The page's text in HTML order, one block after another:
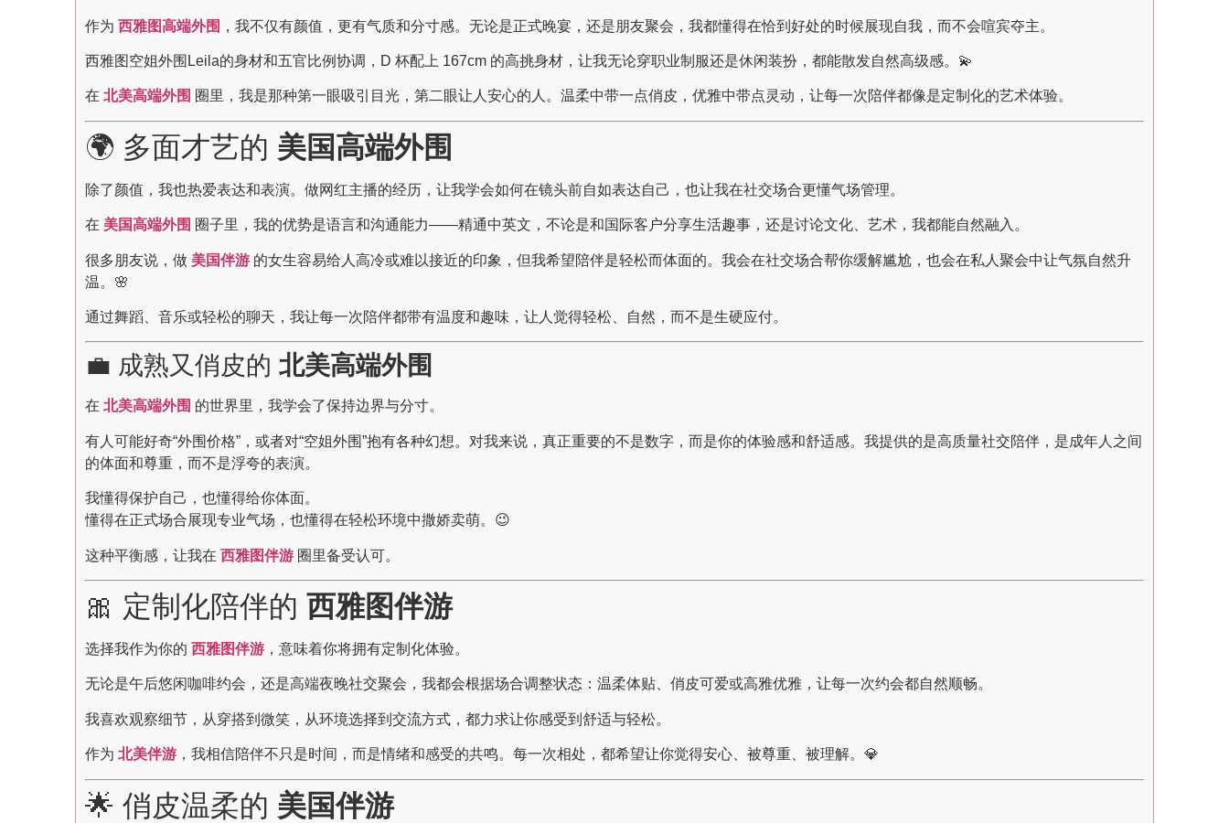
作为 西雅图高端外围 ，我不仅有颜值，更有气质和分寸感。无论是正式晚宴，还是朋友聚会，我都懂得在恰到好处的时候展现自我，而不会喧宾夺主。
西雅图空姐外围Leila的身材和五官比例协调，D 杯配上 167cm 的高挑身材，让我无论穿职业制服还是休闲装扮，都能散发自然高级感。💫
在 北美高端外围 圈里，我是那种第一眼吸引目光，第二眼让人安心的人。温柔中带一点俏皮，优雅中带点灵动，让每一次陪伴都像是定制化的艺术体验。
🌍 多面才艺的 美国高端外围
除了颜值，我也热爱表达和表演。做网红主播的经历，让我学会如何在镜头前自如表达自己，也让我在社交场合更懂气场管理。
在 美国高端外围 圈子里，我的优势是语言和沟通能力——精通中英文，不论是和国际客户分享生活趣事，还是讨论文化、艺术，我都能自然融入。
很多朋友说，做 美国伴游 的女生容易给人高冷或难以接近的印象，但我希望陪伴是轻松而体面的。我会在社交场合帮你缓解尴尬，也会在私人聚会中让气氛自然升
温。🌸
通过舞蹈、音乐或轻松的聊天，我让每一次陪伴都带有温度和趣味，让人觉得轻松、自然，而不是生硬应付。
💼 成熟又俏皮的 北美高端外围
在 北美高端外围 的世界里，我学会了保持边界与分寸。
有人可能好奇“外围价格”，或者对“空姐外围”抱有各种幻想。对我来说，真正重要的不是数字，而是你的体验感和舒适感。我提供的是高质量社交陪伴，是成年人之间
的体面和尊重，而不是浮夸的表演。
我懂得保护自己，也懂得给你体面。
懂得在正式场合展现专业气场，也懂得在轻松环境中撒娇卖萌。😉
这种平衡感，让我在 西雅图伴游 圈里备受认可。
🎀 定制化陪伴的 西雅图伴游
选择我作为你的 西雅图伴游 ，意味着你将拥有定制化体验。
无论是午后悠闲咖啡约会，还是高端夜晚社交聚会，我都会根据场合调整状态：温柔体贴、俏皮可爱或高雅优雅，让每一次约会都自然顺畅。
我喜欢观察细节，从穿搭到微笑，从环境选择到交流方式，都力求让你感受到舒适与轻松。
作为 北美伴游 ，我相信陪伴不只是时间，而是情绪和感受的共鸣。每一次相处，都希望让你觉得安心、被尊重、被理解。💎
🌟 俏皮温柔的 美国伴游